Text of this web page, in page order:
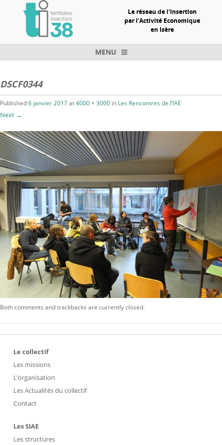
Le réseau de l'Insertion
par l'Activité Economique
en Isère
MENU
DSCF0344
Published6 janvier 2017at4000 × 3000 in Les Rencontres de l’IAE
Next →
Both comments and trackbacks are currently closed.
Le collectif
Les missions
L’organisation
Les Actualités du collectif
Contact
Les SIAE
Les structures